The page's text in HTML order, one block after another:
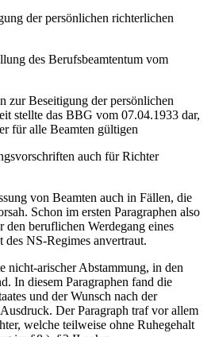
der persönlichen richterlichen
des Berufsbeamtentum vom
zur Beseitigung der persönlichen
stellte das BBG vom 07.04.1933 dar,
für alle Beamten gültigen
auch für Richter
von Beamten auch in Fällen, die
Schon im ersten Paragraphen also
beruflichen Werdegang eines
NS-Regimes anvertraut.
nicht-arischer Abstammung, in den
In diesem Paragraphen fand die
und der Wunsch nach der
Der Paragraph traf vor allem
welche teilweise ohne Ruhegehalt